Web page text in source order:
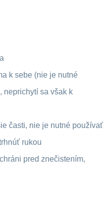
k sebe (nie je nutné
neprichytí sa však k
časti, nie je nutné používať
rukou
pred znečistením,